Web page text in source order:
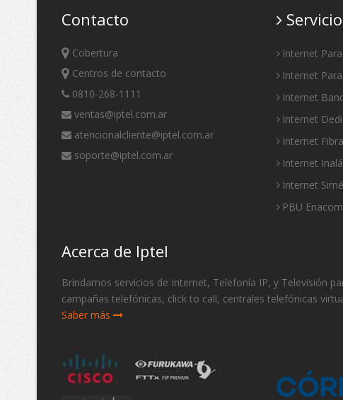
Contacto
Cobertura
Centros de contacto
0810-268-1111
ventas@iptel.com.ar
atencionalcliente@iptel.com.ar
soporte@iptel.com.ar
Internet
Internet
Internet
Internet
Internet
Internet
Internet
PBU Enacom
Acerca de Iptel
Brindamos servicios de Internet, Telefonía IP, y Televisión
campañas telefónicas, click to call, centrales telefónicas
Saber más